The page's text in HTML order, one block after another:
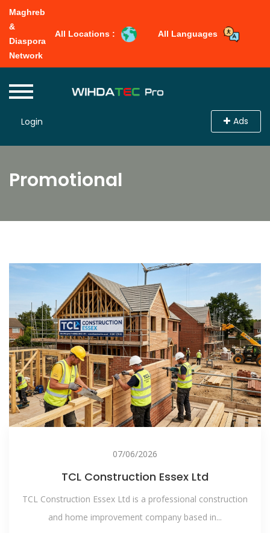
Maghreb
&
Diaspora
Network
All Locations : All Languages
Login Ads
Promotional
07/06/2026
TCL Construction Essex Ltd
TCL Construction Essex Ltd is a professional construction
and home improvement company based in...